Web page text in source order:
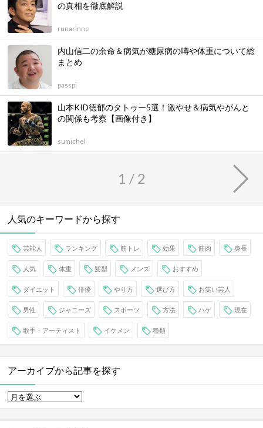
の真相を徹底解説
runarinne
内山信二の余命＆病気が糖尿病の噂や体重について総
まとめ
passpi
山本KID徳郁のタトゥー5選！激やせ＆病気やがんと
の関係も考察【画像付き】
sumichel
1 / 2
人気のキーワードから探す
芸能人 ランキング 筋トレ 効果 筋肉 身長
人気 体重 髪型 メンズ おすすめ
ダイエット 俳優 やり方 選び方 お笑い芸人
男性 ジャニーズ スポーツ 方法 ハゲ 現在
歌手・アーティスト イケメン 種類
アーカイブから記事を探す